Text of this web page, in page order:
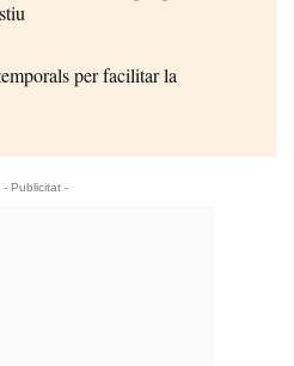
per facilitar la
- Publicitat -